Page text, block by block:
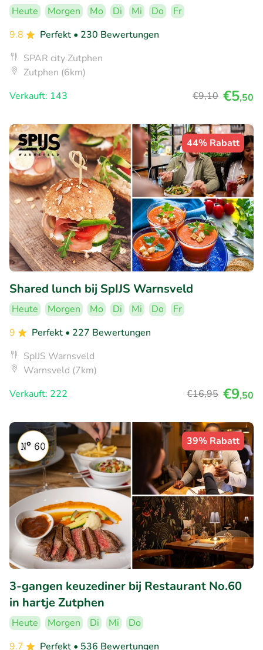
Heute Morgen Mo Di Mi Do
Fr
9.8
Perfekt • 230 Bewertungen
SPAR city Zutphen
Zutphen (6km)
Verkauft: 143
€9,10 €5,50
44% Rabatt
Shared lunch bij SpIJS Warnsveld
Heute Morgen Mo Di Mi Do
Fr
9
Perfekt • 227 Bewertungen
SpIJS Warnsveld
Warnsveld (7km)
Verkauft: 222
€16,95 €9,50
39% Rabatt
3-gangen keuzediner bij Restaurant No.60
in hartje Zutphen
Heute Morgen Di Mi
Do
9.7
Perfekt • 536 Bewertungen